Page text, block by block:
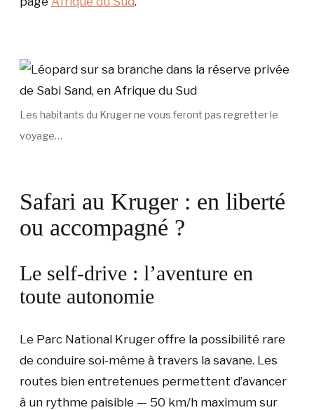
Les habitants du Kruger ne vous feront pas regretter le
voyage…
Safari au Kruger : en liberté
ou accompagné ?
Le self-drive : l’aventure en
toute autonomie
Le Parc National Kruger offre la possibilité rare
de conduire soi-même à travers la savane. Les
routes bien entretenues permettent d’avancer
à un rythme paisible — 50 km/h maximum sur